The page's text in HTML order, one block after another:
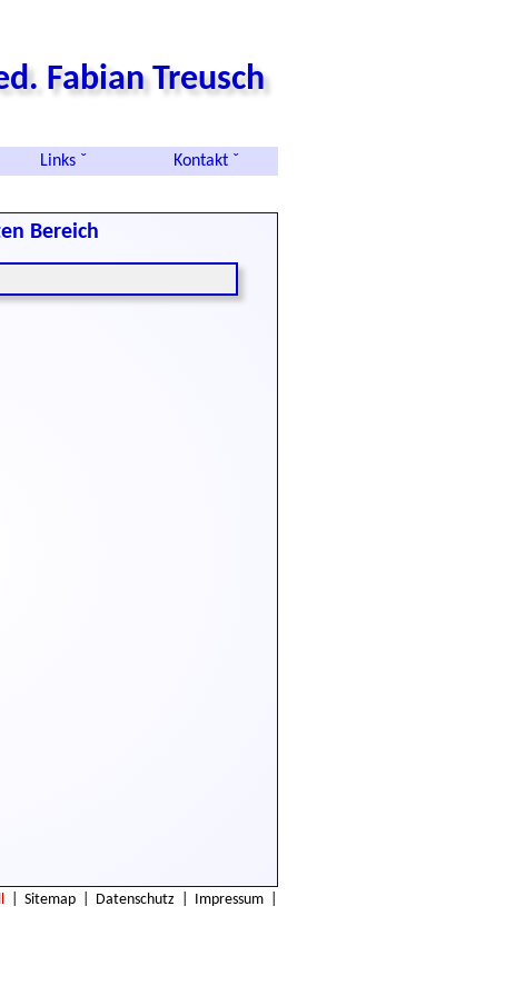
Fabian Treusch
Links ˇ Kontakt ˇ
Bereich
Sitemap Datenschutz Impressum